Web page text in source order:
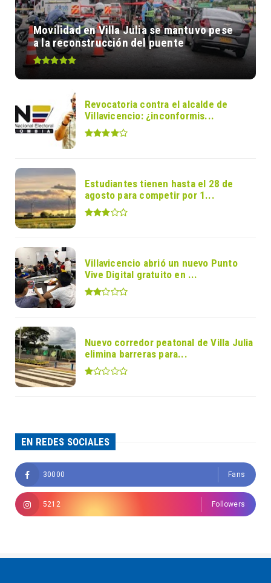
Movilidad en Villa Julia se mantuvo pese
a la reconstrucción del puente
Revocatoria contra el alcalde de
Villavicencio: ¿inconformis...
Estudiantes tienen hasta el 28 de
agosto para competir por 1...
Villavicencio abrió un nuevo Punto
Vive Digital gratuito en ...
Nuevo corredor peatonal de Villa Julia
elimina barreras para...
EN REDES SOCIALES
30000 Fans
5212 Followers